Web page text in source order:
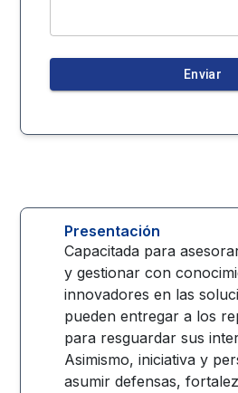
Enviar
Presentación
Capacitada para
y gestionar con
innovadores en las
pueden entregar a los
para resguardar sus
Asimismo, iniciativa y
asumir defensas,